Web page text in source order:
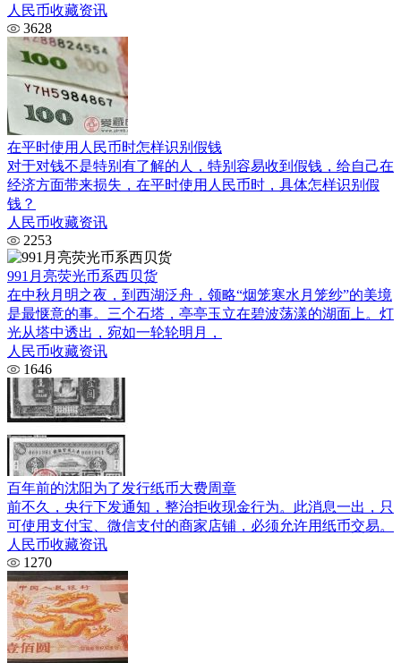
人民币收藏资讯
3628
在平时使用人民币时怎样识别假钱
对于对钱不是特别有了解的人，特别容易收到假钱，给自己在
经济方面带来损失，在平时使用人民币时，具体怎样识别假
钱？
人民币收藏资讯
2253
991月亮荧光币系西贝货
在中秋月明之夜，到西湖泛舟，领略“烟笼寒水月笼纱”的美境
是最惬意的事。三个石塔，亭亭玉立在碧波荡漾的湖面上。灯
光从塔中透出，宛如一轮轮明月，
人民币收藏资讯
1646
百年前的沈阳为了发行纸币大费周章
前不久，央行下发通知，整治拒收现金行为。此消息一出，只
可使用支付宝、微信支付的商家店铺，必须允许用纸币交易。
人民币收藏资讯
1270